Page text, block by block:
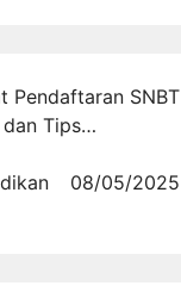
Pendaftaran SNBT
Tips
08/05/2025